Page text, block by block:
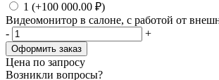
1 (+100 000.00 ₽)
Видеомонитор в салоне, с работой от
-
+
Оформить заказ
Цена по запросу
Возникли вопросы?